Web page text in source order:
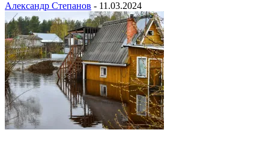
Александр Степанов - 11.03.2024